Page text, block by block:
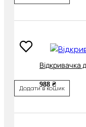
Відкривачка
988 ₴
Додати в кошик